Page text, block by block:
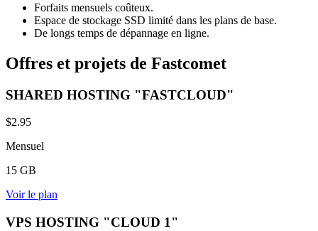
Forfaits mensuels coûteux.
Espace de stockage SSD limité dans les plans de base.
De longs temps de dépannage en ligne.
Offres et projets de Fastcomet
SHARED HOSTING "FASTCLOUD"
$2.95
Mensuel
15 GB
Voir le plan
VPS HOSTING "CLOUD 1"